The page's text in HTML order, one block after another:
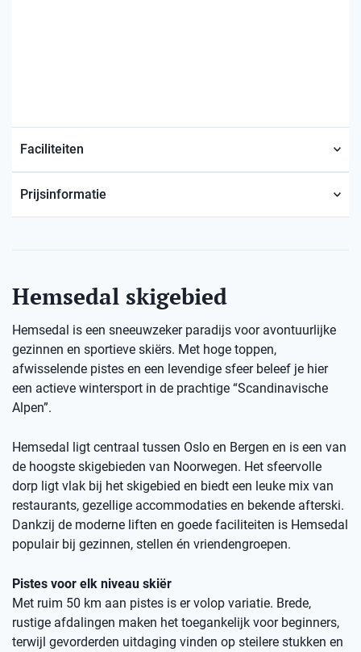
Faciliteiten
Prijsinformatie
Hemsedal skigebied
Hemsedal is een sneeuwzeker paradijs voor avontuurlijke
gezinnen en sportieve skiërs. Met hoge toppen,
afwisselende pistes en een levendige sfeer beleef je hier
een actieve wintersport in de prachtige “Scandinavische
Alpen”.
Hemsedal ligt centraal tussen Oslo en Bergen en is een van
de hoogste skigebieden van Noorwegen. Het sfeervolle
dorp ligt vlak bij het skigebied en biedt een leuke mix van
restaurants, gezellige accommodaties en bekende afterski.
Dankzij de moderne liften en goede faciliteiten is Hemsedal
populair bij gezinnen, stellen én vriendengroepen.
Pistes voor elk niveau skiër
Met ruim 50 km aan pistes is er volop variatie. Brede,
rustige afdalingen maken het toegankelijk voor beginners,
terwijl gevorderden uitdaging vinden op steilere stukken en